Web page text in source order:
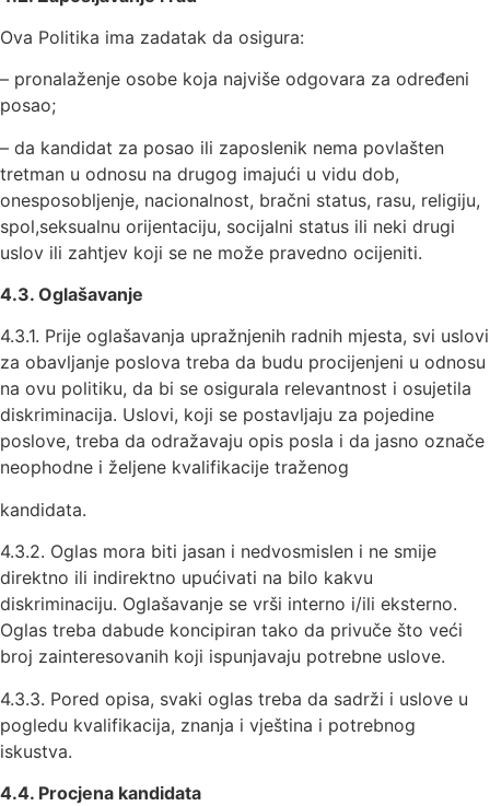
Ova Politika ima zadatak da osigura:
– pronalaženje osobe koja najviše odgovara za određeni
posao;
– da kandidat za posao ili zaposlenik nema povlašten
tretman u odnosu na drugog imajući u vidu dob,
onesposobljenje, nacionalnost, bračni status, rasu, religiju,
spol,seksualnu orijentaciju, socijalni status ili neki drugi
uslov ili zahtjev koji se ne može pravedno ocijeniti.
4.3. Oglašavanje
4.3.1. Prije oglašavanja upražnjenih radnih mjesta, svi uslovi
za obavljanje poslova treba da budu procijenjeni u odnosu
na ovu politiku, da bi se osigurala relevantnost i osujetila
diskriminacija. Uslovi, koji se postavljaju za pojedine
poslove, treba da odražavaju opis posla i da jasno označe
neophodne i željene kvalifikacije traženog
kandidata.
4.3.2. Oglas mora biti jasan i nedvosmislen i ne smije
direktno ili indirektno upućivati na bilo kakvu
diskriminaciju. Oglašavanje se vrši interno i/ili eksterno.
Oglas treba dabude koncipiran tako da privuče što veći
broj zainteresovanih koji ispunjavaju potrebne uslove.
4.3.3. Pored opisa, svaki oglas treba da sadrži i uslove u
pogledu kvalifikacija, znanja i vještina i potrebnog
iskustva.
4.4. Procjena kandidata